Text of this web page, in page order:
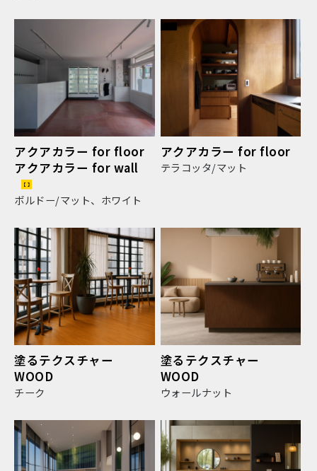
アクアカラー for floor
アクアカラー for wall
ボルドー/マット、ホワイト
アクアカラー for floor
テラコッタ/マット
塗るテクスチャー
WOOD
チーク
塗るテクスチャー
WOOD
ウォールナット